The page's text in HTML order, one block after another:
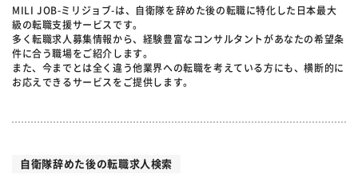
MILI JOB-ミリジョブ-は、自衛隊を辞めた後の転職に特化した日本最大
級の転職支援サービスです。
多く転職求人募集情報から、経験豊富なコンサルタントがあなたの希望条
件に合う職場をご紹介します。
また、今までとは全く違う他業界への転職を考えている方にも、横断的に
お応えできるサービスをご提供します。
自衛隊辞めた後の転職求人検索